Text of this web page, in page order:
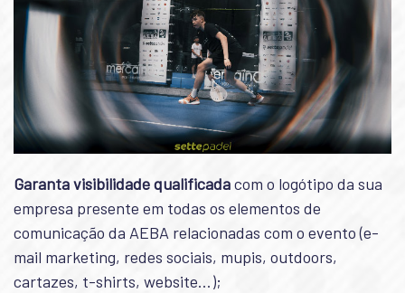
Garanta visibilidade qualificadacom o logótipo da sua
empresa presente em todas os elementos de
comunicação da AEBA relacionadas com o evento (e-
mail marketing, redes sociais, mupis, outdoors,
cartazes, t-shirts, website…);